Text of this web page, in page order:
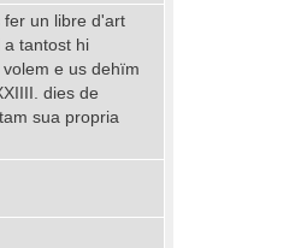
fer un libre d'art
a tantost hi
e us dehïm
dies de
sua propria